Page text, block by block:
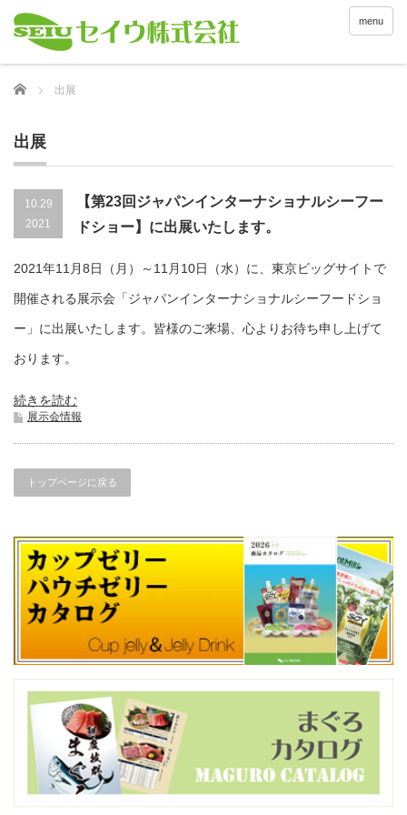
menu
Home 出展
出展
10.29
2021
【第23回ジャパンインターナショナルシーフー
ドショー】に出展いたします。
2021年11月8日（月）～11月10日（水）に、東京ビッグサイトで
開催される展示会「ジャパンインターナショナルシーフードショ
ー」に出展いたします。皆様のご来場、心よりお待ち申し上げて
おります。
続きを読む
展示会情報
トップページに戻る